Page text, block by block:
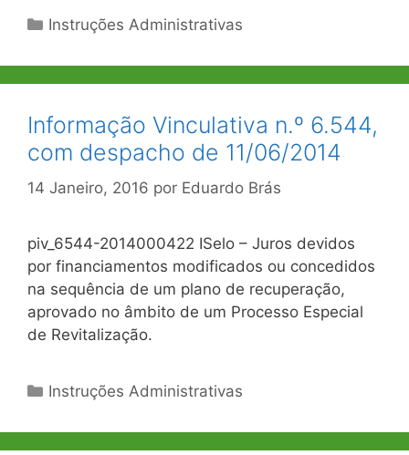
Categorias
Instruções Administrativas
Informação Vinculativa n.º 6.544,
com despacho de 11/06/2014
14 Janeiro, 2016 por Eduardo Brás
piv_6544-2014000422 ISelo – Juros devidos
por financiamentos modificados ou concedidos
na sequência de um plano de recuperação,
aprovado no âmbito de um Processo Especial
de Revitalização.
Categorias
Instruções Administrativas